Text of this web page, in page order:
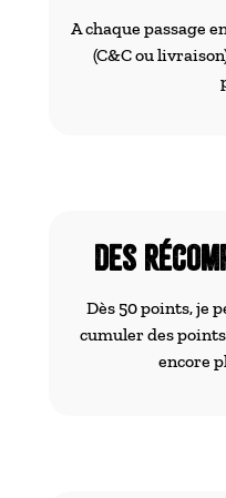
A chaque passage
(C&C ou
des
Dès 50 points, je
cumuler des
encore